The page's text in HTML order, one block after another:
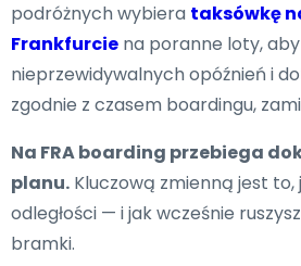
podróżnych wybiera taksówkę
Frankfurcie na poranne loty,
nieprzewidywalnych opóźnień i
zgodnie z czasem boardingu,
Na FRA boarding przebiega
planu. Kluczową zmienną jest
odległości — i jak wcześnie
bramki.